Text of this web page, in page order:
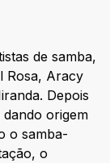
de samba,
Rosa, Aracy
Depois
origem
o samba-
o